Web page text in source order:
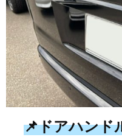
📌ドアハンド